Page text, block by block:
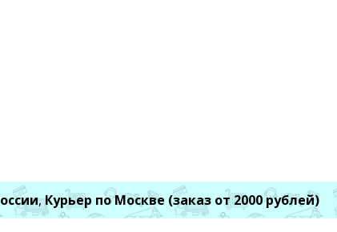
,Курьер по Москве (заказ от 2000 рублей)